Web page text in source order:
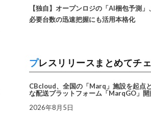
【独自】オープンロジの「AI梱包予測」
必要台数の迅速把握にも活用本格化
プレスリリースまとめてチ
CBcloud、全国の「Marq」施設を起点
な配送プラットフォーム「MarqGO」開
2026年8月5日